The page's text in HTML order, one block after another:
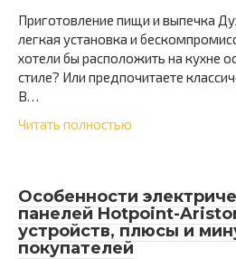
Приготовление пищи и выпечка
легкая установка и
хотели бы расположить на кухне
стиле? Или предпочитаете
В…
Читать полностью
Особенности
панелей Hotpoint-
устройств, плюсы и
покупателей